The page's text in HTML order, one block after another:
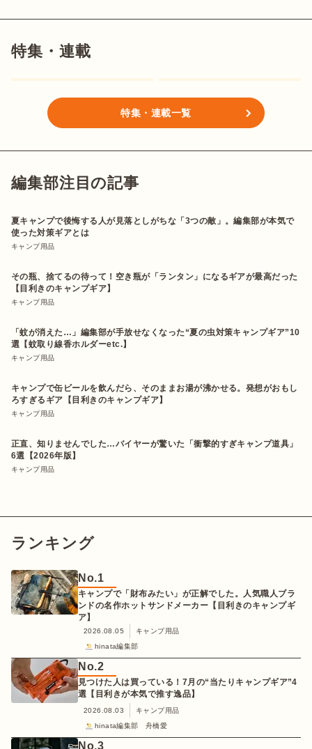
特集・連載
特集・連載一覧
編集部注目の記事
夏キャンプで後悔する人が見落としがちな「3つの敵」。編集部が本気で
使った対策ギアとは
キャンプ用品
その瓶、捨てるの待って！空き瓶が「ランタン」になるギアが最高だった
【目利きのキャンプギア】
キャンプ用品
「蚊が消えた…」編集部が手放せなくなった“夏の虫対策キャンプギア”10
選【蚊取り線香ホルダーetc.】
キャンプ用品
キャンプで缶ビールを飲んだら、そのままお湯が沸かせる。発想がおもし
ろすぎるギア【目利きのキャンプギア】
キャンプ用品
正直、知りませんでした…バイヤーが驚いた「衝撃的すぎキャンプ道具」
6選【2026年版】
キャンプ用品
ランキング
No.1
キャンプで「財布みたい」が正解でした。人気職人ブラ
ンドの名作ホットサンドメーカー【目利きのキャンプギ
ア】
2026.08.05
キャンプ用品
hinata編集部
No.2
見つけた人は買っている！7月の“当たりキャンプギア”4
選【目利きが本気で推す逸品】
2026.08.03
キャンプ用品
hinata編集部 舟橋愛
No.3